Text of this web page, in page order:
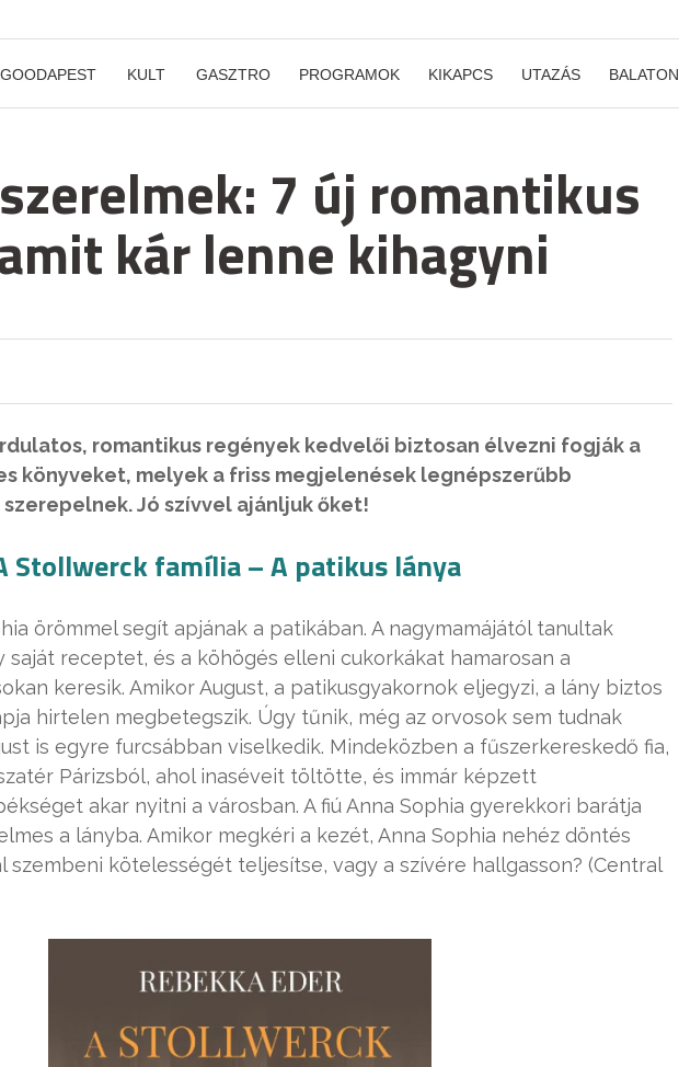
GOODAPEST KULT GASZTRO PROGRAMOK KIKAPCS UTAZÁS BALATON
7 új romantikus
kár lenne kihagyni
romantikus regények kedvelői biztosan élvezni fogják a
könyveket, melyek a friss megjelenések legnépszerűbb
Jó szívvel ajánljuk őket!
Stollwerck família – A patikus lánya
örömmel segít apjának a patikában. A nagymamájától tanultak
saját receptet, és a köhögés elleni cukorkákat hamarosan a
keresik. Amikor August, a patikusgyakornok eljegyzi, a lány biztos
hirtelen megbetegszik. Úgy tűnik, még az orvosok sem tudnak
is egyre furcsábban viselkedik. Mindeközben a fűszerkereskedő fia,
Párizsból, ahol inaséveit töltötte, és immár képzett
akar nyitni a városban. A fiú Anna Sophia gyerekkori barátja
a lányba. Amikor megkéri a kezét, Anna Sophia nehéz döntés
szembeni kötelességét teljesítse, vagy a szívére hallgasson? (Central